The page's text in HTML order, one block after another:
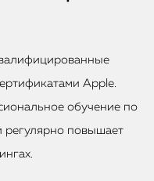
Apple.
обучение по
регулярно повышает